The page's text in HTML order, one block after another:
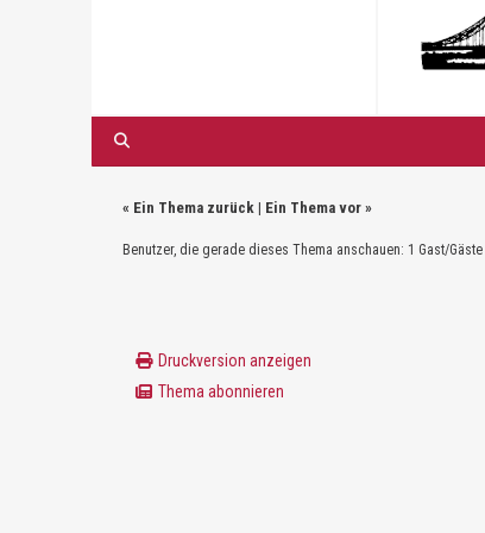
« Ein Thema zurück| Ein Thema vor»
Benutzer, die gerade dieses Thema anschauen: 1 Gast/Gäste
Druckversion anzeigen
Thema abonnieren